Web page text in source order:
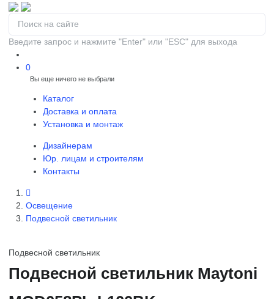
Введите запрос и нажмите "Enter" или "ESC" для выхода
0
Вы еще ничего не выбрали
Каталог
Доставка и оплата
Установка и монтаж
Дизайнерам
Юр. лицам и строителям
Контакты
Освещение
Подвесной светильник
Подвесной светильник
Подвесной светильник Maytoni